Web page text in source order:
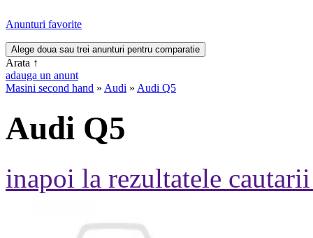
Anunturi favorite
Arata ↑
adauga un anunt
Masini second hand » Audi » Audi Q5
Audi Q5
inapoi la rezultatele